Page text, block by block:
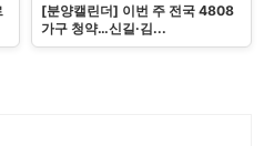
[분양캘린더] 이번 주 전국 4808
가구 청약…신길·김...